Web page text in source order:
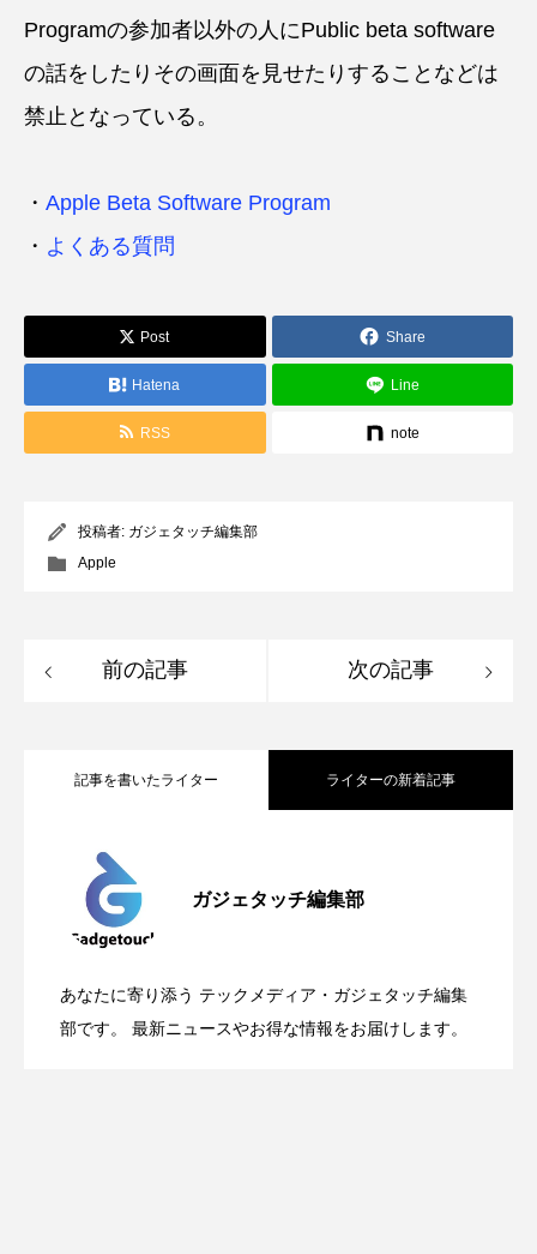
Programの参加者以外の人にPublic beta software
の話をしたりその画面を見せたりすることなどは
禁止となっている。
・ Apple Beta Software Program
・ よくある質問
Post Share
Hatena Line
RSS note
投稿者: ガジェタッチ編集部
Apple
前の記事 次の記事
記事を書いたライター ライターの新着記事
ガジェタッチ編集部
あなたに寄り添う テックメディア・ガジェタッチ編集
部です。 最新ニュースやお得な情報をお届けします。
2026.05.04
登場
2026.04.24
Directに動いた理由、担当者も答えられな
2026.04.23 OpenMic Insight：AFEELA開発中止で見